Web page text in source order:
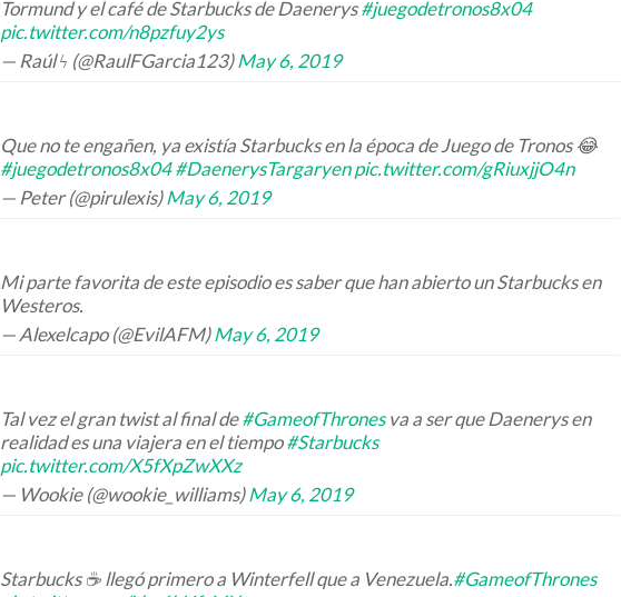
Tormund y el café de Starbucks de Daenerys#juegodetronos8x04
pic.twitter.com/n8pzfuy2ys
— Raúl ϟ (@RaulFGarcia123)May 6, 2019
Que no te engañen, ya existía Starbucks en la época de Juego de Tronos 😂
#juegodetronos8x04 #DaenerysTargaryen pic.twitter.com/gRiuxjjO4n
— Peter (@pirulexis)May 6, 2019
Mi parte favorita de este episodio es saber que han abierto un Starbucks en
Westeros.
— Alexelcapo (@EvilAFM)May 6, 2019
Tal vez el gran twist al final de#GameofThronesva a ser que Daenerys en
realidad es una viajera en el tiempo#Starbucks
pic.twitter.com/X5fXpZwXXz
— Wookie (@wookie_williams)May 6, 2019
Starbucks ☕️ llegó primero a Winterfell que a Venezuela.#GameofThrones